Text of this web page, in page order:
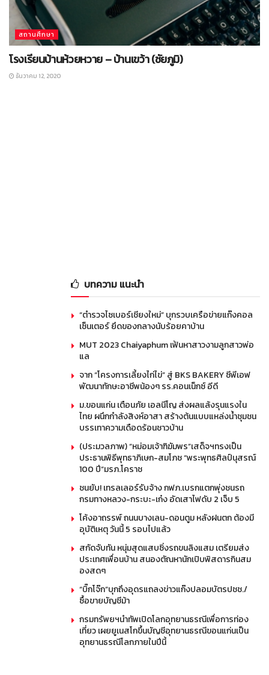
สถานศึกษา
โรงเรียนบ้านห้วยหวาย – บ้านเขว้า (ชัยภูมิ)
ธันวาคม 12, 2020
บทความ แนะนำ
“ตำรวจไซเบอร์เชียงใหม่” บุกรวบเครือข่ายแก๊งคอล
เซ็นเตอร์ ยึดของกลางนับร้อยคาบ้าน
MUT 2023 Chaiyaphum เฟ้นหาสาวงามลูกสาวพ่อ
แล
จาก “โครงการเลี้ยงไก่ไข่” สู่ BKS BAKERY ซีพีเอฟ
พัฒนาทักษะอาชีพน้องๆ รร.คอนเน็กซ์ อีดี
ม.ขอนแก่น เตือนภัย เอลนีโญ ส่งผลแล้งรุนแรงใน
ไทย ผนึกกำลังสิงห์อาสา สร้างต้นแบบแหล่งน้ำชุมชน
บรรเทาความเดือดร้อนชาวบ้าน
(ประมวลภาพ) “หม่อมเจ้าฑิฆัมพร”เสด็จฯทรงเป็น
ประธานพิธีพุทธาภิเษก-สมโภช “พระพุทธศิลป์นุสรณ์
100 ปี”มรภ.โคราช
ชนยับ! เทรลเลอร์รับจ้าง กฟภ.เบรกแตกพุ่งชนรถ
กรมทางหลวง-กระบะ-เก๋ง อัดเสาไฟดับ 2 เจ็บ 5
โค้งอาถรรพ์ ถนนบางเลน-ดอนตูม หลังฝนตก ต้องมี
อุบัติเหตุ วันนี้ 5 รอบไปแล้ว
สกัดจับทัน หนุ่มสุดแสบซิ่งรถขนลิงแสม เตรียมส่ง
ประเทศเพื่อนบ้าน สนองตัณหานักเปิบพิสดารกินสม
องสดๆ
“บิ๊กโจ๊ก”บุกถึงอุดรแถลงข่าวแก๊งปลอมบัตรปชช./
ซื้อขายบัญชีม้า
กรมทรัพยฯนำทัพเปิดโลกอุทยานธรณีเพื่อการท่อง
เที่ยว เผยยูเนสโกขึ้นบัญชีอุทยานธรณีขอนแก่นเป็น
อุทยานธรณีโลกภายในปีนี้